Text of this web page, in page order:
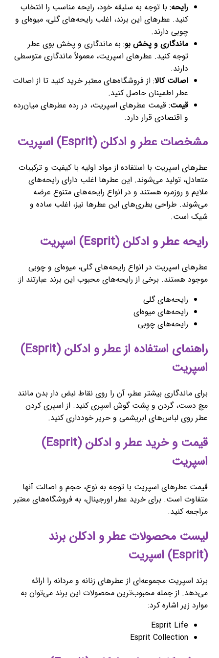
رایحه: با توجه به سلیقه خود، رایحه مناسب را انتخاب
کنید. عطرهای این برند، اغلب رایحه‌های گلی، میوه‌ای و
چوبی دارند.
ماندگاری و پخش بو: به ماندگاری و پخش بوی عطر
توجه کنید. عطرهای اسپریت، معمولاً ماندگاری متوسطی
دارند.
اصالت کالا: از فروشگاه‌های معتبر خرید کنید تا از اصالت
عطر اطمینان حاصل کنید.
قیمت: قیمت عطرهای اسپریت، در رده عطرهای میان‌رده
و اقتصادی قرار دارد.
مشخصات عطر و ادکلن (Esprit) اسپریت
عطرهای اسپریت با استفاده از مواد اولیه با کیفیت و ترکیبات
متعادل، تولید می‌شوند. این عطرها اغلب دارای رایحه‌های
ملایم و روزمره هستند و در انواع رایحه‌های متنوع عرضه
می‌شوند. طراحی بطری‌های این عطرها نیز، اغلب ساده و
شیک است.
رایحه عطر و ادکلن (Esprit) اسپریت
عطرهای اسپریت در انواع رایحه‌های گلی، میوه‌ای و چوبی
موجود هستند. برخی از رایحه‌های محبوب این برند عبارتند از:
رایحه‌های گلی
رایحه‌های میوه‌ای
رایحه‌های چوبی
راهنمای استفاده از عطر و ادکلن (Esprit)
اسپریت
برای ماندگاری بیشتر عطر، آن را روی نقاط نبض دار بدن مانند
مچ دست، گردن و پشت گوش اسپری کنید. از اسپری کردن
عطر روی لباس‌های ابریشمی و حریر خودداری کنید.
قیمت و خرید عطر و ادکلن (Esprit)
اسپریت
قیمت عطرهای اسپریت با توجه به نوع، حجم و اصالت آنها
متفاوت است. برای خرید عطر اورجینال، به فروشگاه‌های معتبر
مراجعه کنید.
لیست محصولات عطر و ادکلن برند
(Esprit) اسپریت
برند اسپریت مجموعه‌ای از عطرهای زنانه و مردانه را ارائه
می‌دهد. از جمله محبوب‌ترین محصولات این برند می‌توان به
موارد زیر اشاره کرد:
Esprit Life
Esprit Collection